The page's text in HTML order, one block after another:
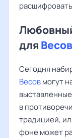
для Весов
Сегодня
Весовмогут
в
традицией,
фоне может